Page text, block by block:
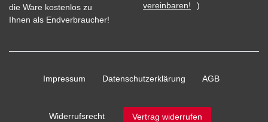
die Ware kostenlos zu
Ihnen als Endverbraucher!
vereinbaren!
)
Impressum Daten­schutz­erklärung AGB
Widerrufs­recht Vertrag widerrufen